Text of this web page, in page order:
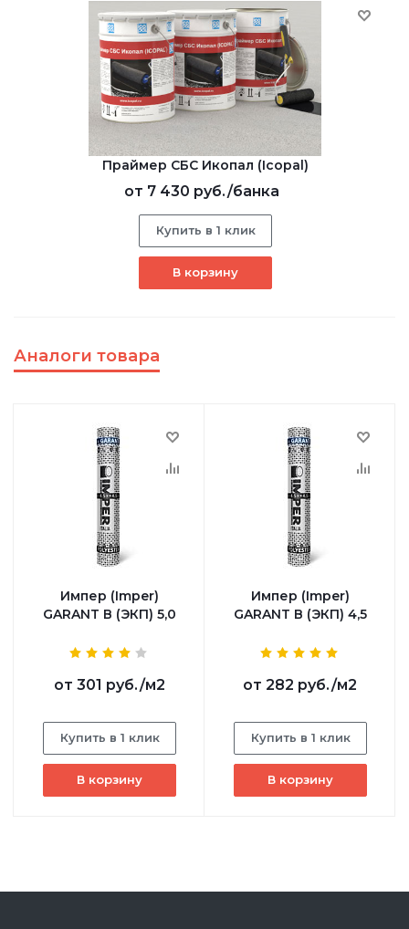
Праймер СБС Икопал (Icopal)
от 7 430 руб./банка
Купить в 1 клик
В корзину
Аналоги товара
Импер (Imper)
GARANT В (ЭКП) 5,0
от 301 руб./м2
Купить в 1 клик
В корзину
Импер (Imper)
GARANT В (ЭКП) 4,5
от 282 руб./м2
Купить в 1 клик
В корзину